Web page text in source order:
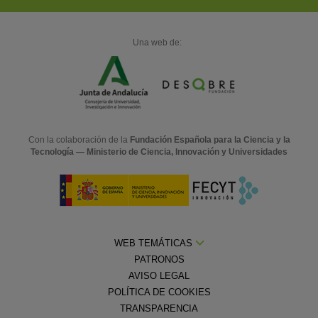
Una web de:
Con la colaboración de la Fundación Española para la Ciencia y la
Tecnología — Ministerio de Ciencia, Innovación y Universidades
WEB TEMÁTICAS
PATRONOS
AVISO LEGAL
POLÍTICA DE COOKIES
TRANSPARENCIA